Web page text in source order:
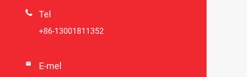
 Tel
+86-13001811352
 E-mel